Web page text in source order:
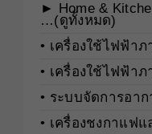
► Home &
…(ดูทั้งหมด)
• เครื่องใช้ไฟฟ้า
• เครื่องใช้ไฟฟ้า
• ระบบจัดการอา
• เครื่องชงกาแฟ